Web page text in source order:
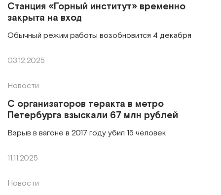
Станция «Горный институт» временно
закрыта на вход
Обычный режим работы возобновится 4 декабря
03.12.2025
Новости
С организаторов теракта в метро
Петербурга взыскали 67 млн рублей
Взрыв в вагоне в 2017 году убил 15 человек
11.11.2025
Новости